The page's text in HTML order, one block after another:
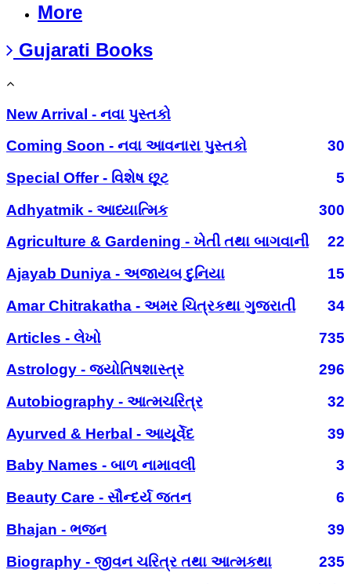
More
Gujarati Books
New Arrival - નવા પુસ્તકો
Coming Soon - નવા આવનારા પુસ્તકો
30
Special Offer - વિશેષ છૂટ
5
Adhyatmik - આધ્યાત્મિક
300
Agriculture & Gardening - ખેતી તથા બાગવાની
22
Ajayab Duniya - અજાયબ દુનિયા
15
Amar Chitrakatha - અમર ચિત્રકથા ગુજરાતી
34
Articles - લેખો
735
Astrology - જ્યોતિષશાસ્ત્ર
296
Autobiography - આત્મચરિત્ર
32
Ayurved & Herbal - આયૂર્વેદ
39
Baby Names - બાળ નામાવલી
3
Beauty Care - સૌન્દર્ય જતન
6
Bhajan - ભજન
39
Biography - જીવન ચરિત્ર તથા આત્મકથા
235